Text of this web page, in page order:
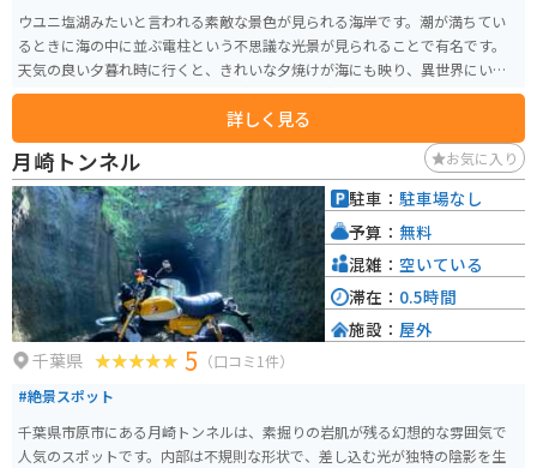
ウユニ塩湖みたいと言われる素敵な景色が見られる海岸です。潮が満ちてい
るときに海の中に並ぶ電柱という不思議な光景が見られることで有名です。
天気の良い夕暮れ時に行くと、きれいな夕焼けが海にも映り、異世界にいる
ような素晴らしい景色を見ることができます。 車やバイクを止められるよう
なスペースがあります。奥の方へ歩いていくと海が見えてくるので、そのま
ま奥まで歩き続けると電柱が見えてきます。道はきちんと整備されているわ
けではないので、背の高い草をかき分けながら進む場所もあります。
詳しく見る
月崎トンネル お気に入り
千葉県 5 （口コミ1件）
#絶景スポット
千葉県市原市にある月崎トンネルは、素掘りの岩肌が残る幻想的な雰囲気で
人気のスポットです。内部は不規則な形状で、差し込む光が独特の陰影を生
駐車： 駐車場なし
予算： 無料
混雑： 空いている
滞在： 0.5時間
施設： 屋外